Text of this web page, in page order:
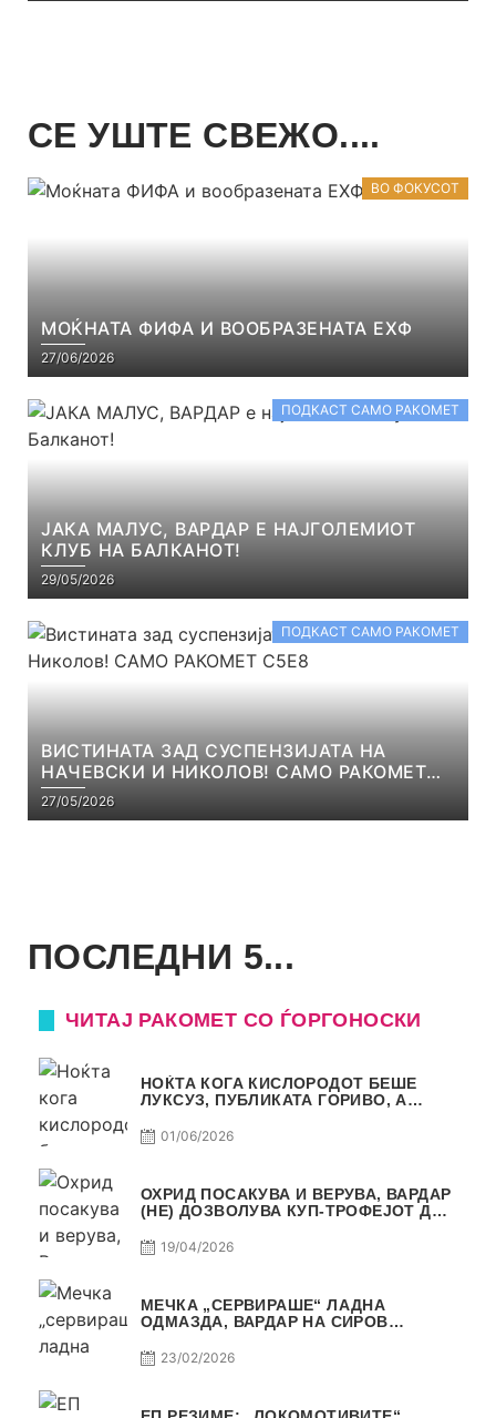
СЕ УШТЕ СВЕЖО....
ВО ФОКУСОТ
МОЌНАТА ФИФА И ВООБРАЗЕНАТА ЕХФ
27/06/2026
ПОДКАСТ САМО РАКОМЕТ
ЈАКА МАЛУС, ВАРДАР Е НАЈГОЛЕМИОТ
КЛУБ НА БАЛКАНОТ!
29/05/2026
ПОДКАСТ САМО РАКОМЕТ
ВИСТИНАТА ЗАД СУСПЕНЗИЈАТА НА
НАЧЕВСКИ И НИКОЛОВ! САМО РАКОМЕТ
С5Е8
27/05/2026
ПОСЛЕДНИ 5...
ЧИТАЈ РАКОМЕТ СО ЃОРГОНОСКИ
НОЌТА КОГА КИСЛОРОДОТ БЕШЕ
ЛУКСУЗ, ПУБЛИКАТА ГОРИВО, А
01/06/2026
ОХРИД ПОСАКУВА И ВЕРУВА, ВАРДАР
(НЕ) ДОЗВОЛУВА КУП-ТРОФЕЈОТ ДА
19/04/2026
МЕЧКА „СЕРВИРАШЕ“ ЛАДНА
ОДМАЗДА, ВАРДАР НА СИРОВ
АВТОКОМАНДА
23/02/2026